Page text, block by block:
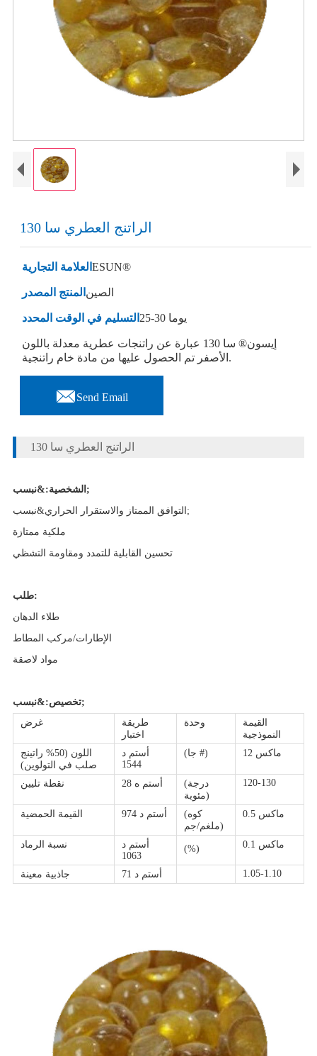
الراتنج العطري سا 130
العلامة التجارية ESUN®
المنتج المصدر الصين
التسليم في الوقت المحدد 25-30 يوما
إيسون® سا 130 عبارة عن راتنجات عطرية معدلة باللون
الأصفر تم الحصول عليها من مادة خام راتنجية.
Send Email
الراتنج العطري سا 130
الشخصية:&نبسب;
التوافق الممتاز والاستقرار الحراري&نبسب;
ملكية ممتازة
تحسين القابلية للتمدد ومقاومة التشظي
طلب:
طلاء الدهان
الإطارات/مركب المطاط
مواد لاصقة
تخصيص:&نبسب;
غرض
طريقة
اختبار
وحدة
القيمة
النموذجية
اللون (50% راتينج
صلب في التولوين)
أستم د
1544
(جا #) 12 ماكس
نقطة تليين أستم ه 28
(درجة
مئوية)
120-130
القيمة الحمضية أستم د 974
(كوه
ملغم/جم)
0.5 ماكس
نسبة الرماد
أستم د
1063
(%) 0.1 ماكس
جاذبية معينة أستم د 71 1.05-1.10